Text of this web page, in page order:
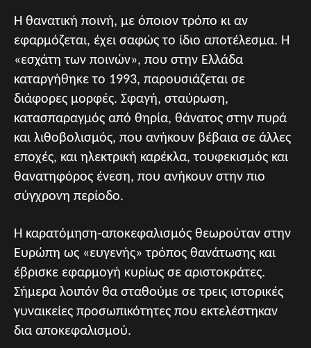
Η θανατική ποινή, με όποιον τρόπο κι αν
εφαρμόζεται, έχει σαφώς το ίδιο αποτέλεσμα. Η
«εσχάτη των ποινών», που στην Ελλάδα
καταργήθηκε το 1993, παρουσιάζεται σε
διάφορες μορφές. Σφαγή, σταύρωση,
κατασπαραγμός από θηρία, θάνατος στην πυρά
και λιθοβολισμός, που ανήκουν βέβαια σε άλλες
εποχές, και ηλεκτρική καρέκλα, τουφεκισμός και
θανατηφόρος ένεση, που ανήκουν στην πιο
σύγχρονη περίοδο.
Η καρατόμηση-αποκεφαλισμός θεωρούταν στην
Ευρώπη ως «ευγενής» τρόπος θανάτωσης και
έβρισκε εφαρμογή κυρίως σε αριστοκράτες.
Σήμερα λοιπόν θα σταθούμε σε τρεις ιστορικές
γυναικείες προσωπικότητες που εκτελέστηκαν
δια αποκεφαλισμού.